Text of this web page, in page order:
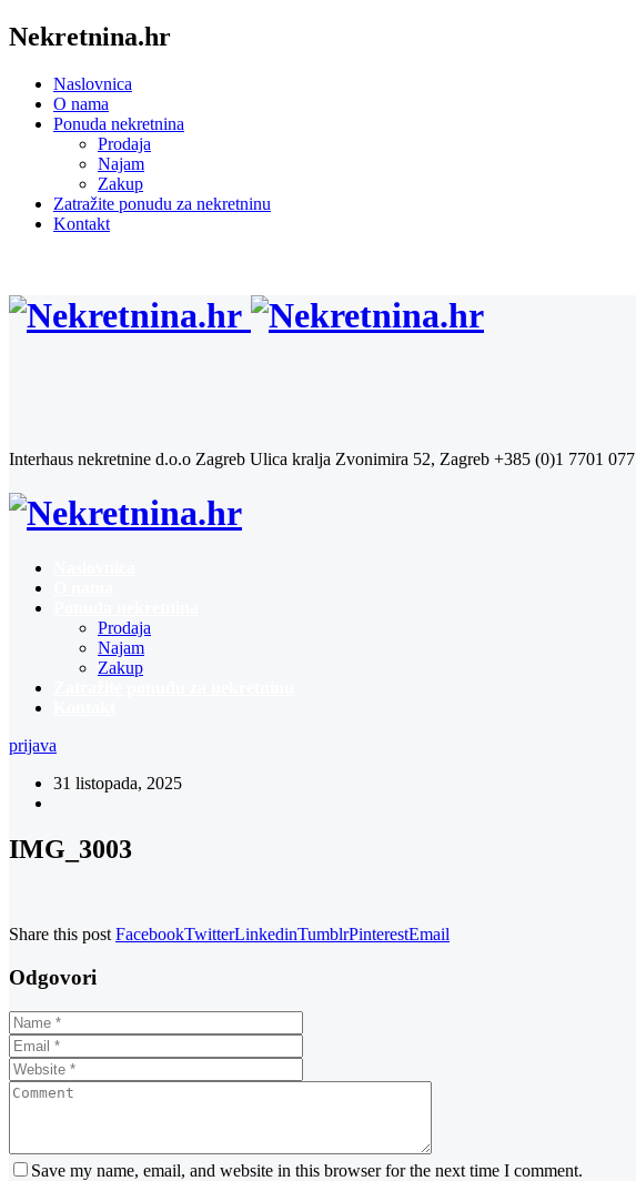
Nekretnina.hr
Naslovnica
O nama
Ponuda nekretnina
Prodaja
Najam
Zakup
Zatražite ponudu za nekretninu
Kontakt
Interhaus nekretnine d.o.o Zagreb Ulica kralja Zvonimira 52, Zagreb +385 (0)1 7701 077
Prodaja
Najam
Zakup
prijava
31 listopada, 2025
IMG_3003
Share this post FacebookTwitterLinkedinTumblrPinterestEmail
Odgovori
Save my name, email, and website in this browser for the next time I comment.